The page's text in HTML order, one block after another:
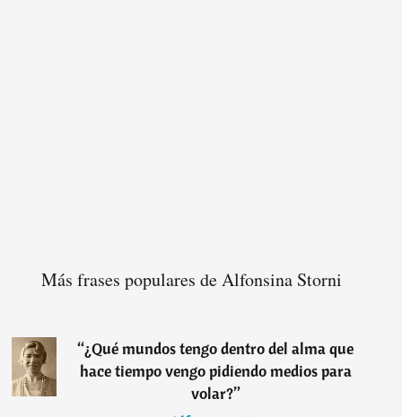
Más frases populares de Alfonsina Storni
“¿Qué mundos tengo dentro del alma que
hace tiempo vengo pidiendo medios para
volar?”